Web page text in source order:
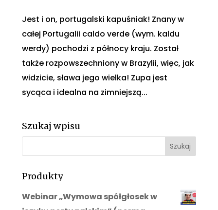
Jest i on, portugalski kapuśniak! Znany w
całej Portugalii caldo verde (wym. kaldu
werdy) pochodzi z północy kraju. Został
także rozpowszechniony w Brazylii, więc, jak
widzicie, sława jego wielka! Zupa jest
sycąca i idealna na zimniejszą...
Szukaj wpisu
Produkty
Webinar „Wymowa spółgłosek w